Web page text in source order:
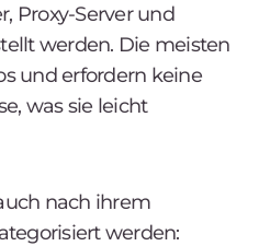
Proxy-Server und
werden. Die meisten
und erfordern keine
was sie leicht
nach ihrem
werden: